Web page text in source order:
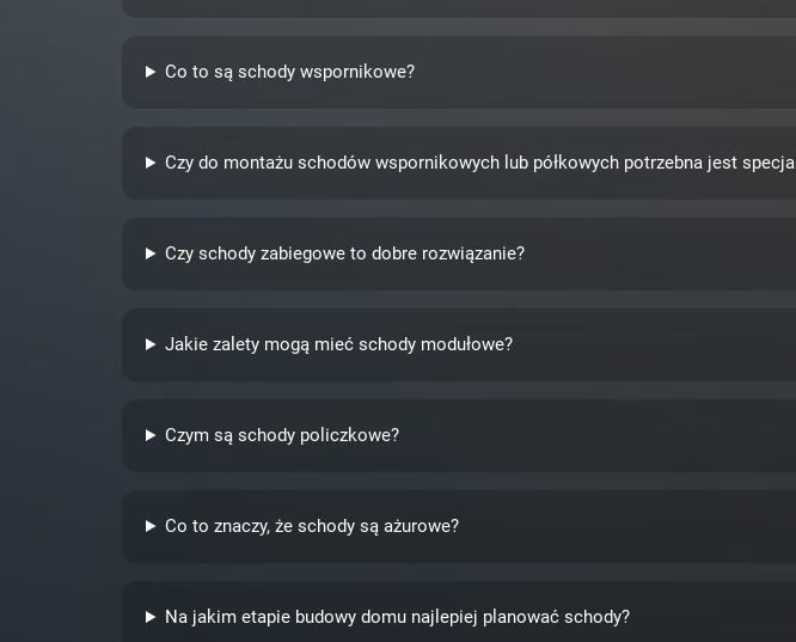
Co to są schody wspornikowe?
Czy do montażu schodów wspornikowych lub półkowych potrzebna jest
Czy schody zabiegowe to dobre rozwiązanie?
Jakie zalety mogą mieć schody modułowe?
Czym są schody policzkowe?
Co to znaczy, że schody są ażurowe?
Na jakim etapie budowy domu najlepiej planować schody?